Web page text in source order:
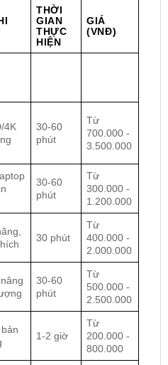
THỜI
GIAN
THỰC
HIỆN
GIÁ
(VNĐ)
4K
30-60
phút
Từ
700.000 -
3.500.000
30-60
phút
Từ
300.000 -
1.200.000
30 phút
Từ
400.000 -
2.000.000
30-60
phút
Từ
500.000 -
2.500.000
1-2 giờ
Từ
200.000 -
800.000